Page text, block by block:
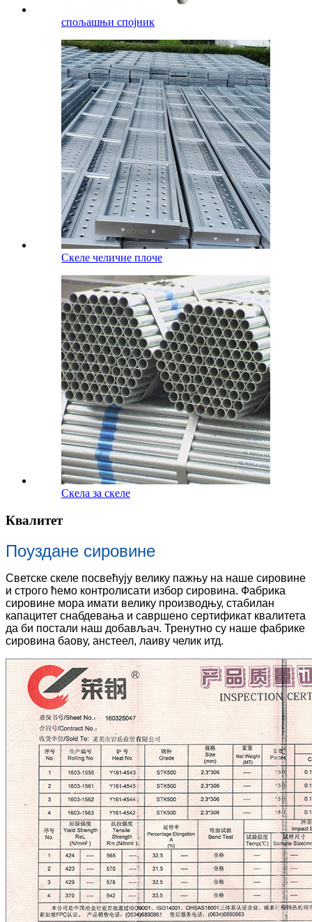
спољашњи спојник
Скеле челичне плоче
Скела за скеле
Квалитет
Поуздане сировине
Светске скеле посвећују велику пажњу на наше сировине
и строго ћемо контролисати избор сировина. Фабрика
сировине мора имати велику производњу, стабилан
капацитет снабдевања и савршено сертификат квалитета
да би постали наш добављач. Тренутно су наше фабрике
сировина баову, анстеел, лаиву челик итд.